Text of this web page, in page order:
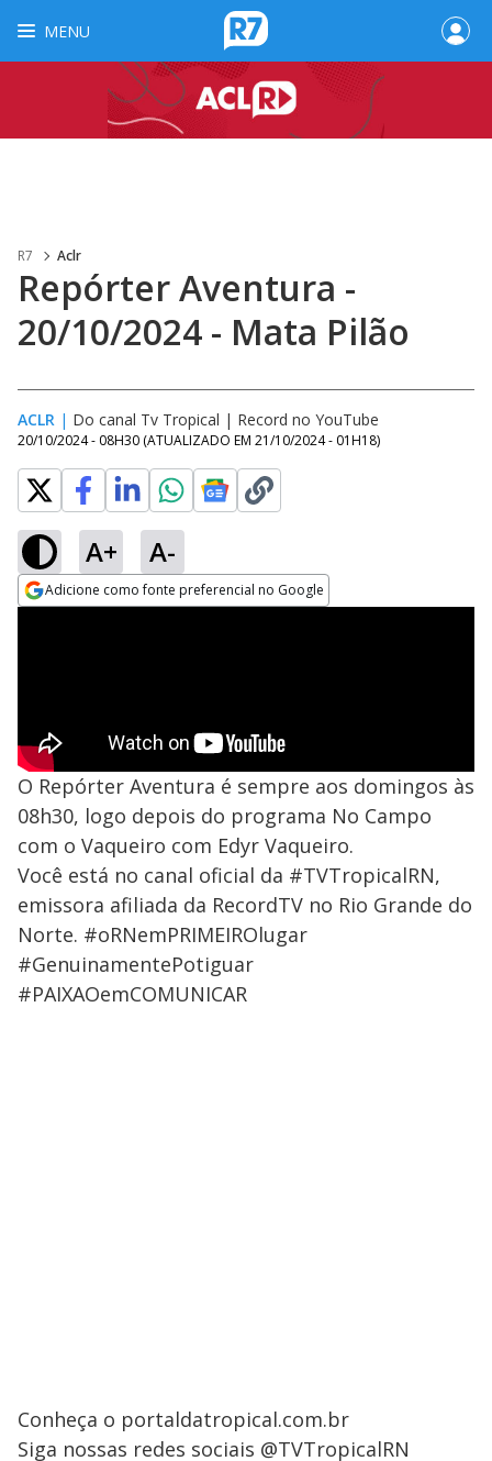
MENU
R7 Aclr
Repórter Aventura -
20/10/2024 - Mata Pilão
ACLR | Do canal Tv Tropical | Record no YouTube
20/10/2024 - 08H30 (ATUALIZADO EM 21/10/2024 - 01H18)
A+ A-
Adicione como fonte preferencial no Google
O Repórter Aventura é sempre aos domingos às
08h30, logo depois do programa No Campo
com o Vaqueiro com Edyr Vaqueiro.
Você está no canal oficial da #TVTropicalRN,
emissora afiliada da RecordTV no Rio Grande do
Norte. #oRNemPRIMEIROlugar
#GenuinamentePotiguar
#PAIXAOemCOMUNICAR
Conheça o portaldatropical.com.br
Siga nossas redes sociais @TVTropicalRN